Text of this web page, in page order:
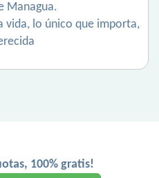
Managua.
vida, lo único que importa,
100% gratis!